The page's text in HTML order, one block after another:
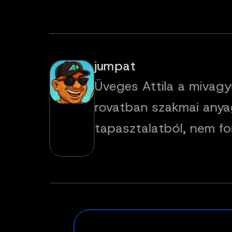
jumpat
Üveges Attila a
rovatban szakmai
tapasztalatból, nem